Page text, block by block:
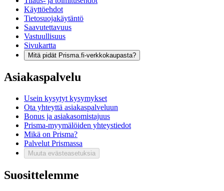
Käyttöehdot
Tietosuojakäytäntö
Saavutettavuus
Vastuullisuus
Sivukartta
Mitä pidät Prisma.fi-verkkokaupasta?
Asiakaspalvelu
Usein kysytyt kysymykset
Ota yhteyttä asiakaspalveluun
Bonus ja asiakasomistajuus
Prisma-myymälöiden yhteystiedot
Mikä on Prisma?
Palvelut Prismassa
Muuta evästeasetuksia
Suosittelemme